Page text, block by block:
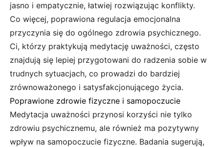
jasno i empatycznie, łatwiej rozwiązując konflikty.
Co więcej, poprawiona regulacja emocjonalna
przyczynia się do ogólnego zdrowia psychicznego.
Ci, którzy praktykują medytację uważności, często
znajdują się lepiej przygotowani do radzenia sobie w
trudnych sytuacjach, co prowadzi do bardziej
zrównoważonego i satysfakcjonującego życia.
Poprawione zdrowie fizyczne i samopoczucie
Medytacja uważności przynosi korzyści nie tylko
zdrowiu psychicznemu, ale również ma pozytywny
wpływ na samopoczucie fizyczne. Badania sugerują,